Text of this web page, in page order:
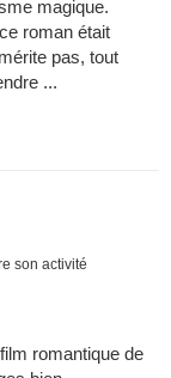
magique.
roman était
pas, tout
...
son activité
romantique de